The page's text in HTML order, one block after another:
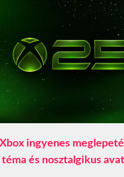
ingyenes
és nosztalgikus